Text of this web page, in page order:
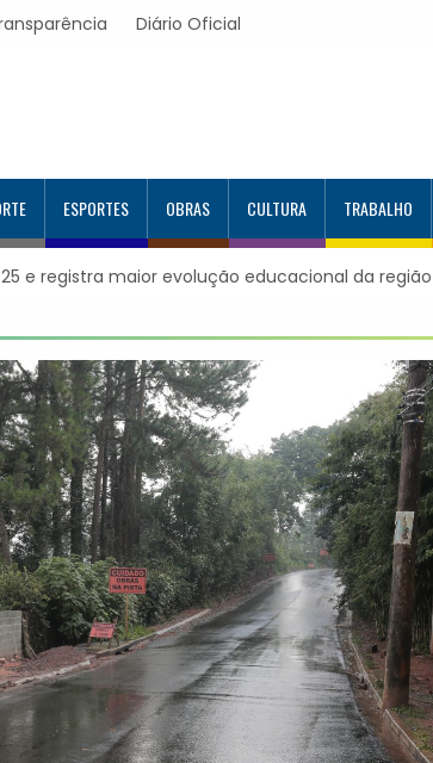
Diário Oficial
ESPORTES OBRAS CULTURA TRABALHO
maior evolução educacional da regiãoItapevi